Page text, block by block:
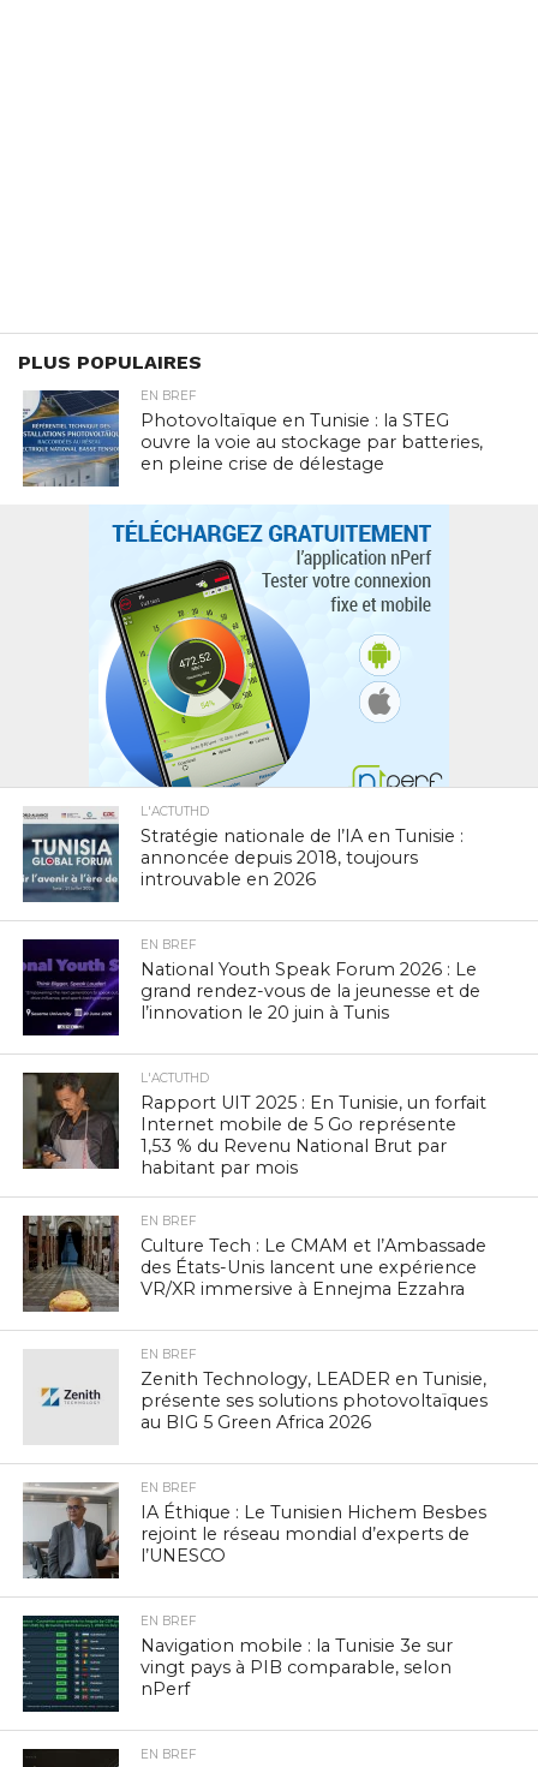
PLUS POPULAIRES
EN BREF
Photovoltaïque en Tunisie : la STEG
ouvre la voie au stockage par batteries,
en pleine crise de délestage
L'ACTUTHD
Stratégie nationale de l’IA en Tunisie :
annoncée depuis 2018, toujours
introuvable en 2026
EN BREF
National Youth Speak Forum 2026 : Le
grand rendez-vous de la jeunesse et de
l’innovation le 20 juin à Tunis
L'ACTUTHD
Rapport UIT 2025 : En Tunisie, un forfait
Internet mobile de 5 Go représente
1,53 % du Revenu National Brut par
habitant par mois
EN BREF
Culture Tech : Le CMAM et l’Ambassade
des États-Unis lancent une expérience
VR/XR immersive à Ennejma Ezzahra
EN BREF
Zenith Technology, LEADER en Tunisie,
présente ses solutions photovoltaïques
au BIG 5 Green Africa 2026
EN BREF
IA Éthique : Le Tunisien Hichem Besbes
rejoint le réseau mondial d’experts de
l’UNESCO
EN BREF
Navigation mobile : la Tunisie 3e sur
vingt pays à PIB comparable, selon
nPerf
EN BREF